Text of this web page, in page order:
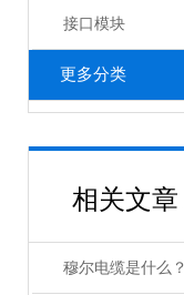
接口模块
更多分类
相关文章